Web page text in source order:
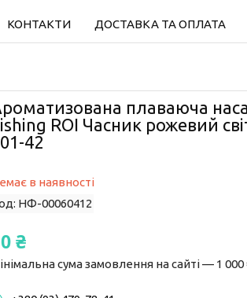
КОНТАКТИ ДОСТАВКА ТА ОПЛАТА
плаваюча
ROI Часник рожевий
42
в наявності
НФ-00060412
₴
сума замовлення на сайті — 1 000